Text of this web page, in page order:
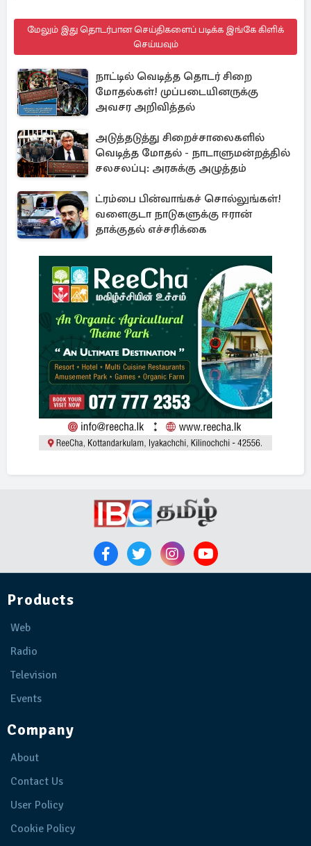
மேலும் இது தொடர்பான செய்திகளைப் படிக்க இங்கே கிளிக்
செய்யவும்
நாட்டில் வெடித்த தொடர் சிறை
மோதல்கள்! முப்படையினருக்கு
அவசர அறிவித்தல்
அடுத்தடுத்து சிறைச்சாலைகளில்
வெடித்த மோதல் - நாடாளுமன்றத்தில்
சலசலப்பு: அரசுக்கு அழுத்தம்
ட்ரம்பை பின்வாங்கச் சொல்லுங்கள்!
வளைகுடா நாடுகளுக்கு ஈரான்
தாக்குதல் எச்சரிக்கை
Products
Web
Radio
Television
Events
Company
About
Contact Us
User Policy
Cookie Policy